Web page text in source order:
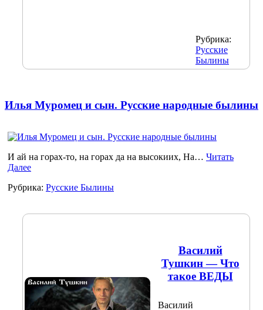
Рубрика:
Русские
Былины
Илья Муромец и сын. Русские народные былины
И ай на горах-то, на горах да на высокиих, На… Читать
Далее
Рубрика: Русские Былины
Василий
Тушкин — Что
такое ВЕДЫ
Василий